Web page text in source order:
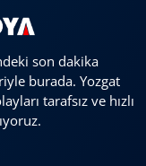
son dakika
burada. Yozgat
tarafsız ve hızlı